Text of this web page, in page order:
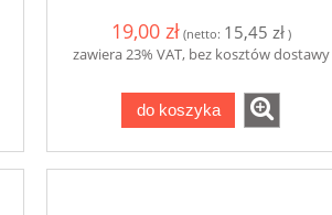
19,00 zł (netto: 15,45 zł)
zawiera 23% VAT, bez kosztów dostawy
do koszyka